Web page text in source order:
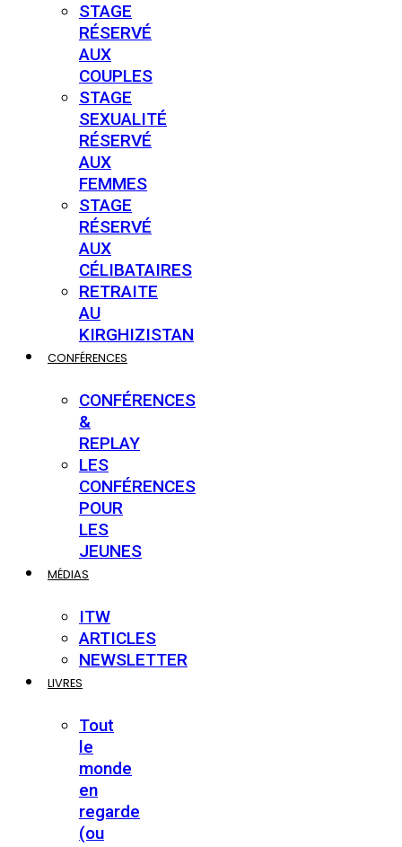
STAGE
RÉSERVÉ
AUX
COUPLES
STAGE
SEXUALITÉ
RÉSERVÉ
AUX
FEMMES
STAGE
RÉSERVÉ
AUX
CÉLIBATAIRES
RETRAITE
AU
KIRGHIZISTAN
CONFÉRENCES
CONFÉRENCES
&
REPLAY
LES
CONFÉRENCES
POUR
LES
JEUNES
MÉDIAS
ITW
ARTICLES
NEWSLETTER
LIVRES
Tout
le
monde
en
regarde
(ou